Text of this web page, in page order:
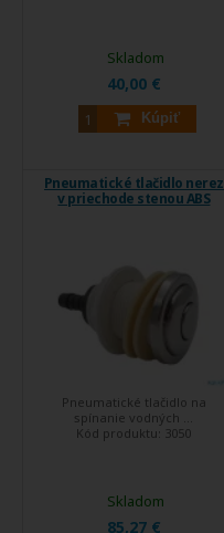
40,00 €
Kúpiť
Skladom
Pneumatické tlačidlo nerez
v priechode stenou ABS
Pneumatické tlačidlo na
spínanie vodných ...
Kód produktu: 3050
85,27 €
Skladom